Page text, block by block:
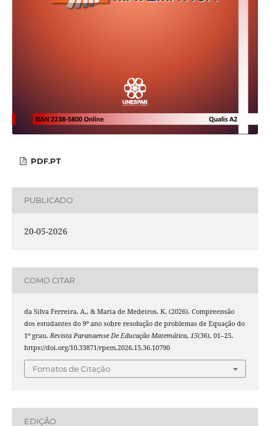
PDF.PT
PUBLICADO
20-05-2026
COMO CITAR
da Silva Ferreira, A., & Maria de Medeiros, K. (2026). Compreensão
dos estudantes do 9º ano sobre resolução de problemas de Equação do
1º grau. Revista Paranaense De Educação Matemática, 15(36), 01–25.
https://doi.org/10.33871/rpem.2026.15.36.10790
Fomatos de Citação
EDIÇÃO